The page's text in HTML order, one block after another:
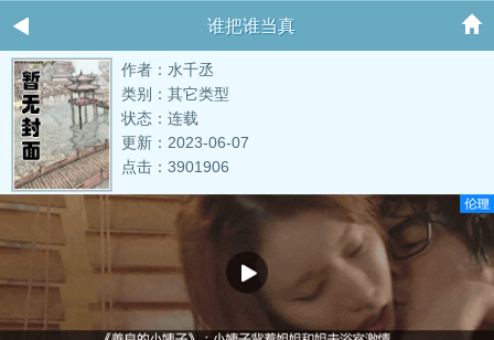
谁把谁当真
作者：水千丞
类别：其它类型
状态：连载
更新：2023-06-07
点击：3901906